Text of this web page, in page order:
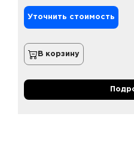
Уточнить стоимость
В корзину